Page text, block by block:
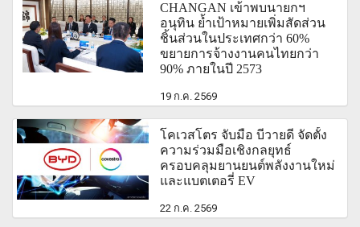
CHANGAN เข้าพบนายกฯ
อนุทิน ย้ำเป้าหมายเพิ่มสัดส่วน
ชิ้นส่วนในประเทศกว่า 60%
ขยายการจ้างงานคนไทยกว่า
90% ภายในปี 2573
19 ก.ค. 2569
โคเวสโตร จับมือ บีวายดี จัดตั้ง
ความร่วมมือเชิงกลยุทธ์
ครอบคลุมยานยนต์พลังงานใหม่
และแบตเตอรี่ EV
22 ก.ค. 2569